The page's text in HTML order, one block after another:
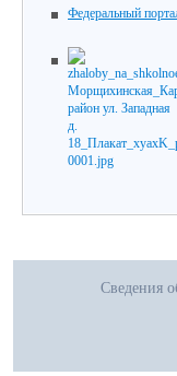
Федеральный
Сведения